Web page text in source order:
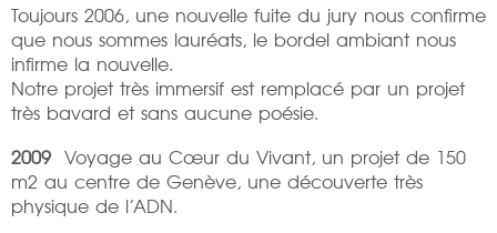
Toujours 2006, une nouvelle fuite du jury nous confirme
que nous sommes lauréats, le bordel ambiant nous
infirme la nouvelle.
Notre projet très immersif est remplacé par un projet
très bavard et sans aucune poésie.
2009 Voyage au Cœur du Vivant, un projet de 150
m2 au centre de Genève, une découverte très
physique de l’ADN.